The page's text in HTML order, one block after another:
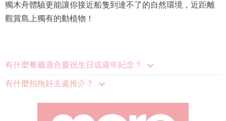
獨木舟體驗更能讓你接近船隻到達不了的自然環境，近距離
觀賞島上獨有的動植物！
有什麼餐廳適合慶祝生日或週年紀念？
有什麼拍拖好去處推介？